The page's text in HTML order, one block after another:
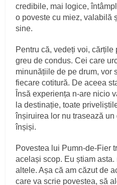
credibile, mai logice,
o poveste cu miez, valabilă
sine.
Pentru că, vedeți voi,
greu de condus. Cei care
minunățiile de pe drum, vor
fiecare cotitură. De aceea
Însă experiența n-are nicio
la destinație, toate
înșiruirea lor nu trasează un
înșiși.
Povestea lui Pumn-de-Fier
același scop. Eu știam
altele. Așa că am căzut de
care va scrie povestea, să